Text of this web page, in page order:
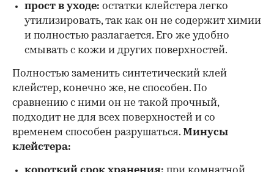
прост в уходе: остатки клейстера легко
утилизировать, так как он не содержит химии
и полностью разлагается. Его же удобно
смывать с кожи и других поверхностей.
Полностью заменить синтетический клей
клейстер, конечно же, не способен. По
сравнению с ними он не такой прочный,
подходит не для всех поверхностей и со
временем способен разрушаться. Минусы
клейстера: